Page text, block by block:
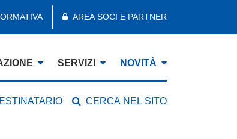
AREA SOCI E PARTNER
SERVIZI NOVITÀ
CERCA NEL SITO